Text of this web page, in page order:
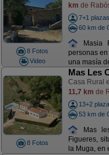
8 Fotos
Video
km de
7+1 plazas
60 km de
Masia
personas
una masía
8 Fotos
Mas Les
Casa Rural
11,7 km de
13+2
53 km de
Mas
Figueres,
la Muga, en